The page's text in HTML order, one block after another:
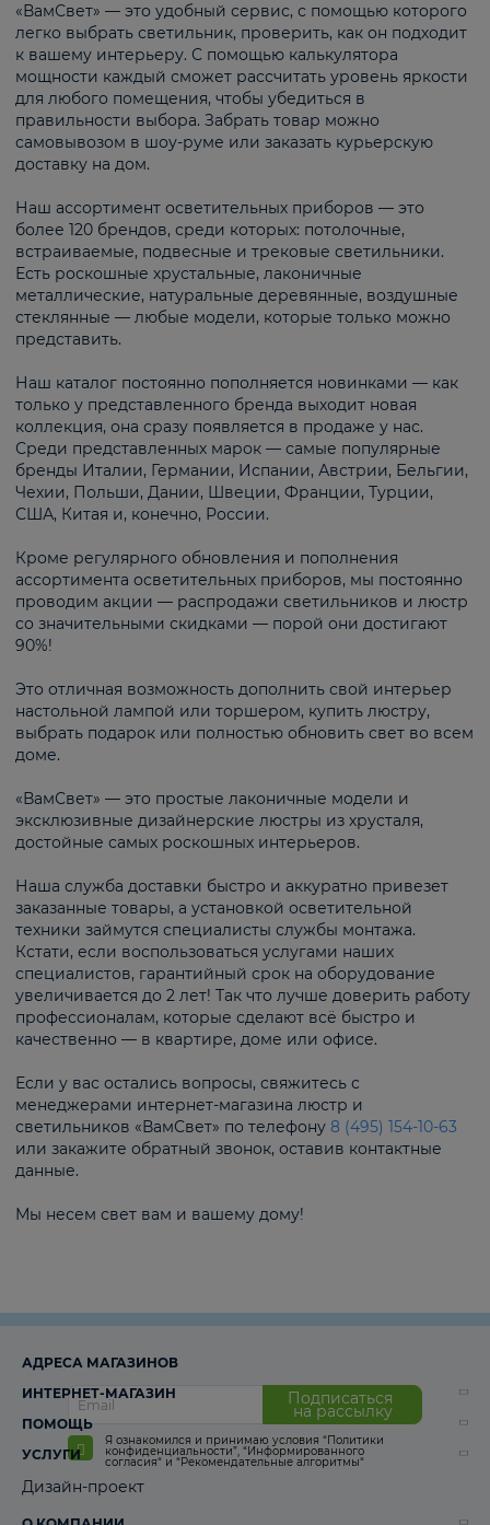
«ВамСвет» — это удобный сервис, с помощью которого
легко выбрать светильник, проверить, как он подходит
к вашему интерьеру. С помощью калькулятора
мощности каждый сможет рассчитать уровень яркости
для любого помещения, чтобы убедиться в
правильности выбора. Забрать товар можно
самовывозом в шоу-руме или заказать курьерскую
доставку на дом.
Наш ассортимент осветительных приборов — это
более 120 брендов, среди которых: потолочные,
встраиваемые, подвесные и трековые светильники.
Есть роскошные хрустальные, лаконичные
металлические, натуральные деревянные, воздушные
стеклянные — любые модели, которые только можно
представить.
Наш каталог постоянно пополняется новинками — как
только у представленного бренда выходит новая
коллекция, она сразу появляется в продаже у нас.
Среди представленных марок — самые популярные
бренды Италии, Германии, Испании, Австрии, Бельгии,
Чехии, Польши, Дании, Швеции, Франции, Турции,
США, Китая и, конечно, России.
Кроме регулярного обновления и пополнения
ассортимента осветительных приборов, мы постоянно
проводим акции — распродажи светильников и люстр
со значительными скидками — порой они достигают
90%!
Это отличная возможность дополнить свой интерьер
настольной лампой или торшером, купить люстру,
выбрать подарок или полностью обновить свет во всем
доме.
«ВамСвет» — это простые лаконичные модели и
эксклюзивные дизайнерские люстры из хрусталя,
достойные самых роскошных интерьеров.
Наша служба доставки быстро и аккуратно привезет
заказанные товары, а установкой осветительной
техники займутся специалисты службы монтажа.
Кстати, если воспользоваться услугами наших
специалистов, гарантийный срок на оборудование
увеличивается до 2 лет! Так что лучше доверить работу
профессионалам, которые сделают всё быстро и
качественно — в квартире, доме или офисе.
Если у вас остались вопросы, свяжитесь с
менеджерами интернет-магазина люстр и
светильников «ВамСвет» по телефону 8 (495) 154-10-63
или закажите обратный звонок, оставив контактные
данные.
Мы несем свет вам и вашему дому!
Подписаться
на рассылку
Я ознакомился и принимаю условия “Политики
конфиденциальности”, “Информированного
согласия“ и “Рекомендательные алгоритмы“
АДРЕСА МАГАЗИНОВ
ИНТЕРНЕТ-МАГАЗИН
ПОМОЩЬ
УСЛУГИ
Дизайн-проект